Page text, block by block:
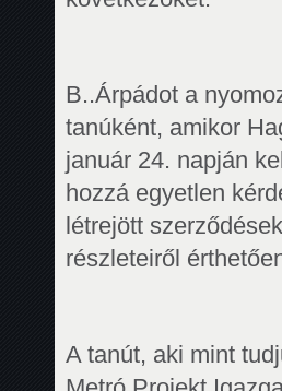
B..Árpádot a
tanúként, amikor
január 24. napján
hozzá egyetlen
létrejött
részleteiről
A tanút, aki mint